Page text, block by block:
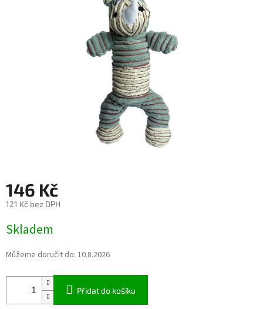
146 Kč
121 Kč bez DPH
cena:
Skladem
Můžeme doručit do: 10.8.2026
Přidat do košíku